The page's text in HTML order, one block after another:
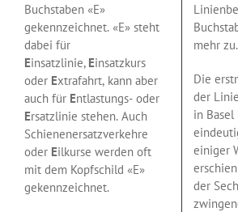
Buchstaben «E»
gekennzeichnet. «E» steht
dabei für
Einsatzlinie, Einsatzkurs
oder Extrafahrt, kann aber
auch für Entlastungs- oder
Ersatzlinie stehen. Auch
Schienenersatzverkehre
oder Eilkurse werden oft
mit dem Kopfschild «E»
gekennzeichnet.
mehr zu.
Die
der
in
einiger
der